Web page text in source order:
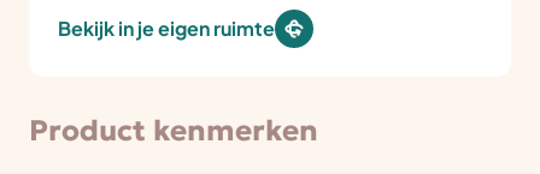
Bekijk in je eigen ruimte
Product kenmerken